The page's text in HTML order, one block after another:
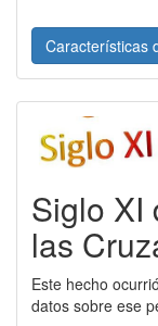
Características
Siglo XI
las
Este hecho
datos sobre ese